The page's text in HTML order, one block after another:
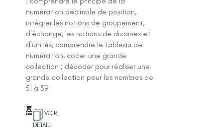
numération décimale de position,
intégrer les notions de groupement,
d’échange, les notions de dizaines et
d’unités, comprendre le tableau de
numération, coder une grande
collection ; décoder pour réaliser une
grande collection pour les nombres de
51 à 59
VOIR
DETAIL